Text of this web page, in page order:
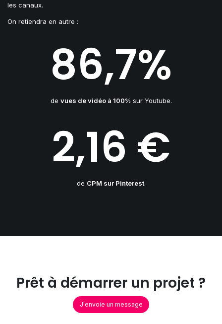
les canaux.
On retiendra en autre :
86,7%
de vues de vidéo à 100% sur Youtube.
2,16 €
de CPM sur Pinterest.
Prêt à démarrer un projet ?
J'envoie un message